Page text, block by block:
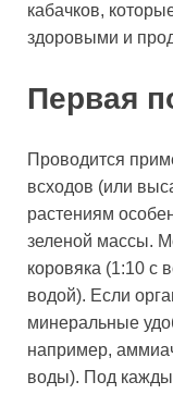
кабачков,
здоровыми и
Первая
Проводится
всходов (или
растениям
зеленой массы.
коровяка (1:10 с
водой). Если
минеральные
например,
воды). Под